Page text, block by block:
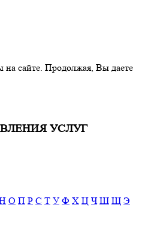
сайте. Продолжая, Вы даете
УСЛУГ
О П Р С Т У Ф Х Ц Ч Ш Щ Э